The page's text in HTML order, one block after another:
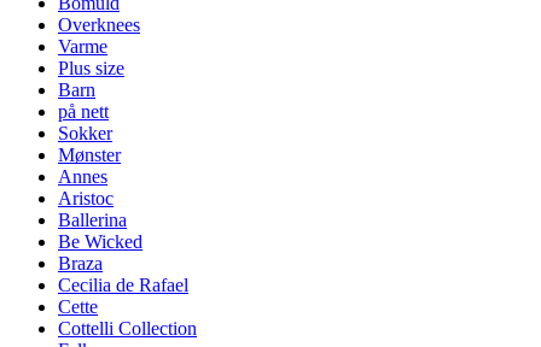
Overknees
Varme
Plus size
Barn
på nett
Sokker
Mønster
Annes
Aristoc
Ballerina
Be Wicked
Braza
Cecilia de Rafael
Cette
Cottelli Collection